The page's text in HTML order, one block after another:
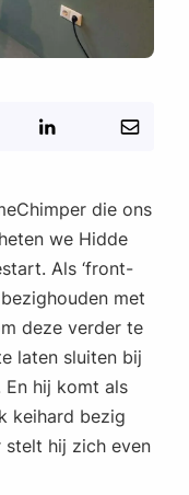
die ons
we Hidde
Als ‘front-
met
deze verder te
laten sluiten bij
En hij komt als
keihard bezig
stelt hij zich even